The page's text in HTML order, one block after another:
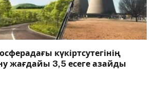
күкіртсутегінің
жағдайы 3,5 есеге азайды